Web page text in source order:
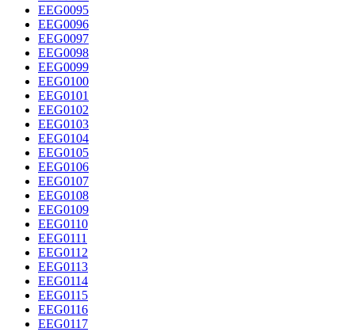
EEG0095
EEG0096
EEG0097
EEG0098
EEG0099
EEG0100
EEG0101
EEG0102
EEG0103
EEG0104
EEG0105
EEG0106
EEG0107
EEG0108
EEG0109
EEG0110
EEG0111
EEG0112
EEG0113
EEG0114
EEG0115
EEG0116
EEG0117